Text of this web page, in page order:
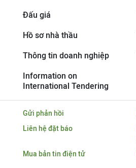
Đấu giá
Hồ sơ nhà thầu
Thông tin doanh nghiệp
Information on
International Tendering
Gửi phản hồi
Liên hệ đặt báo
Mua bản tin điện tử